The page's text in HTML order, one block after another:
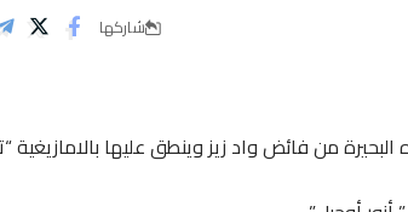
شاركها
من فائض واد زيز وينطق عليها بالامازيغية